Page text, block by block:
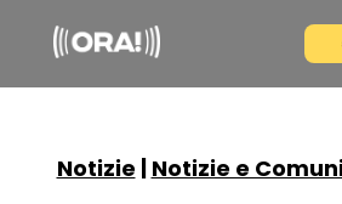
Notizie | Notizie e